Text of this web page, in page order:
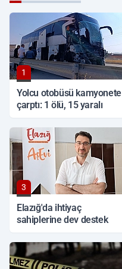
1
Yolcu otobüsü kamyonete
çarptı: 1 ölü, 15 yaralı
3
Elazığ'da ihtiyaç
sahiplerine dev destek